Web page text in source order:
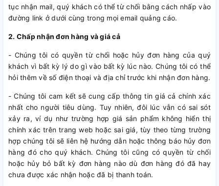
tục nhận mail, quý khách có thể từ chối bằng cách nhấp vào
đường link ở dưới cùng trong mọi email quảng cáo.
2. Chấp nhận đơn hàng và giá cả
- Chúng tôi có quyền từ chối hoặc hủy đơn hàng của quý
khách vì bất kỳ lý do gì vào bất kỳ lúc nào. Chúng tôi có thể
hỏi thêm về số điện thoại và địa chỉ trước khi nhận đơn hàng.
- Chúng tôi cam kết sẽ cung cấp thông tin giá cả chính xác
nhất cho người tiêu dùng. Tuy nhiên, đôi lúc vẫn có sai sót
xảy ra, ví dụ như trường hợp giá sản phẩm không hiển thị
chính xác trên trang web hoặc sai giá, tùy theo từng trường
hợp chúng tôi sẽ liên hệ hướng dẫn hoặc thông báo hủy đơn
hàng đó cho quý khách. Chúng tôi cũng có quyền từ chối
hoặc hủy bỏ bất kỳ đơn hàng nào dù đơn hàng đó đã hay
chưa được xác nhận hoặc đã bị thanh toán.